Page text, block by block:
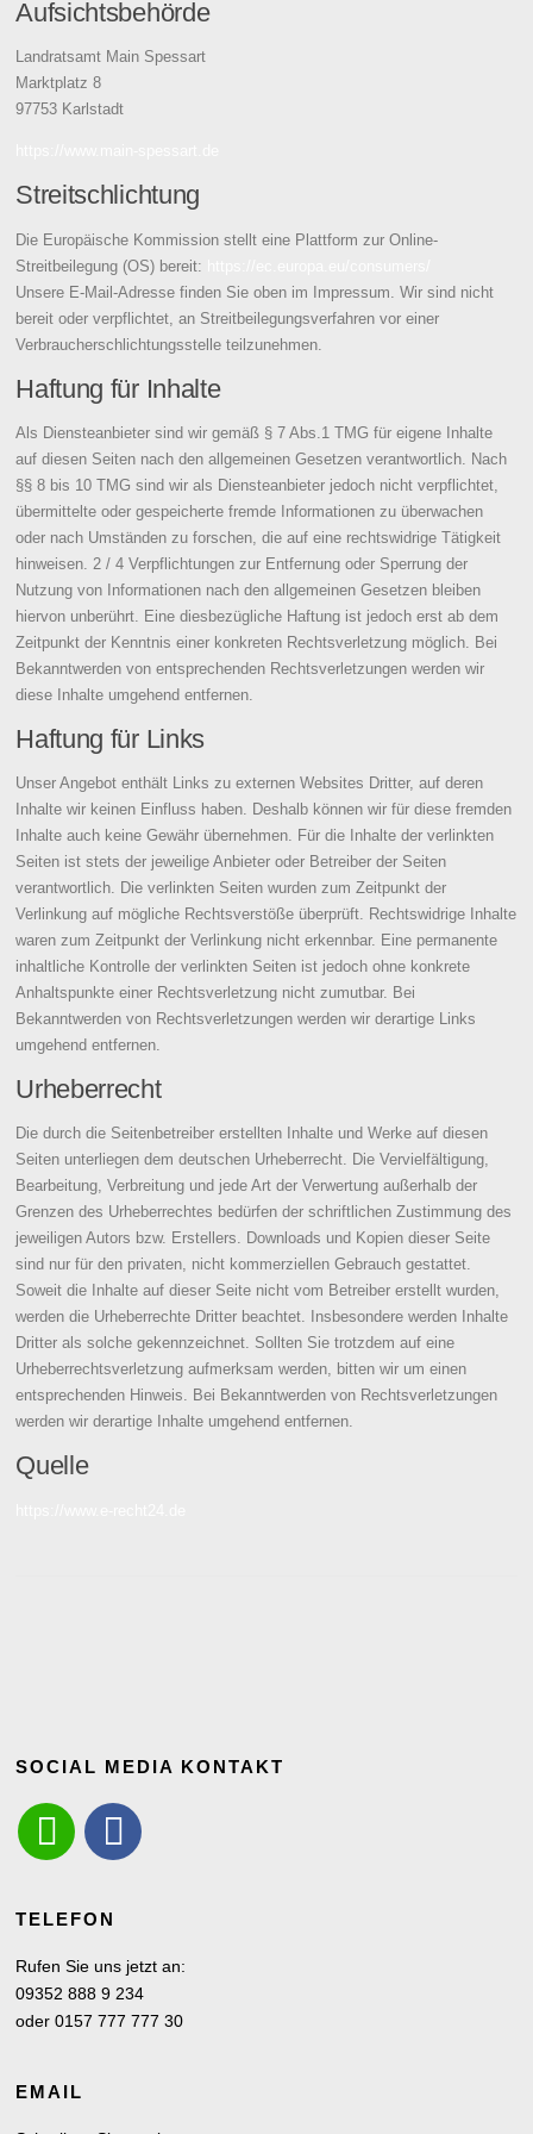
Aufsichtsbehörde
Landratsamt Main Spessart
Marktplatz 8
97753 Karlstadt
Streitschlichtung
Die Europäische Kommission stellt eine Plattform zur Online-
Streitbeilegung (OS) bereit:
Unsere E-Mail-Adresse finden Sie oben im Impressum. Wir sind nicht
bereit oder verpflichtet, an Streitbeilegungsverfahren vor einer
Verbraucherschlichtungsstelle teilzunehmen.
Haftung für Inhalte
Als Diensteanbieter sind wir gemäß § 7 Abs.1 TMG für eigene Inhalte
auf diesen Seiten nach den allgemeinen Gesetzen verantwortlich. Nach
§§ 8 bis 10 TMG sind wir als Diensteanbieter jedoch nicht verpflichtet,
übermittelte oder gespeicherte fremde Informationen zu überwachen
oder nach Umständen zu forschen, die auf eine rechtswidrige Tätigkeit
hinweisen. 2 / 4 Verpflichtungen zur Entfernung oder Sperrung der
Nutzung von Informationen nach den allgemeinen Gesetzen bleiben
hiervon unberührt. Eine diesbezügliche Haftung ist jedoch erst ab dem
Zeitpunkt der Kenntnis einer konkreten Rechtsverletzung möglich. Bei
Bekanntwerden von entsprechenden Rechtsverletzungen werden wir
diese Inhalte umgehend entfernen.
Haftung für Links
Unser Angebot enthält Links zu externen Websites Dritter, auf deren
Inhalte wir keinen Einfluss haben. Deshalb können wir für diese fremden
Inhalte auch keine Gewähr übernehmen. Für die Inhalte der verlinkten
Seiten ist stets der jeweilige Anbieter oder Betreiber der Seiten
verantwortlich. Die verlinkten Seiten wurden zum Zeitpunkt der
Verlinkung auf mögliche Rechtsverstöße überprüft. Rechtswidrige Inhalte
waren zum Zeitpunkt der Verlinkung nicht erkennbar. Eine permanente
inhaltliche Kontrolle der verlinkten Seiten ist jedoch ohne konkrete
Anhaltspunkte einer Rechtsverletzung nicht zumutbar. Bei
Bekanntwerden von Rechtsverletzungen werden wir derartige Links
umgehend entfernen.
Urheberrecht
Die durch die Seitenbetreiber erstellten Inhalte und Werke auf diesen
Seiten unterliegen dem deutschen Urheberrecht. Die Vervielfältigung,
Bearbeitung, Verbreitung und jede Art der Verwertung außerhalb der
Grenzen des Urheberrechtes bedürfen der schriftlichen Zustimmung des
jeweiligen Autors bzw. Erstellers. Downloads und Kopien dieser Seite
sind nur für den privaten, nicht kommerziellen Gebrauch gestattet.
Soweit die Inhalte auf dieser Seite nicht vom Betreiber erstellt wurden,
werden die Urheberrechte Dritter beachtet. Insbesondere werden Inhalte
Dritter als solche gekennzeichnet. Sollten Sie trotzdem auf eine
Urheberrechtsverletzung aufmerksam werden, bitten wir um einen
entsprechenden Hinweis. Bei Bekanntwerden von Rechtsverletzungen
werden wir derartige Inhalte umgehend entfernen.
Quelle
SOCIAL MEDIA KONTAKT
TELEFON
Rufen Sie uns jetzt an:
09352 888 9 234
oder 0157 777 777 30
EMAIL